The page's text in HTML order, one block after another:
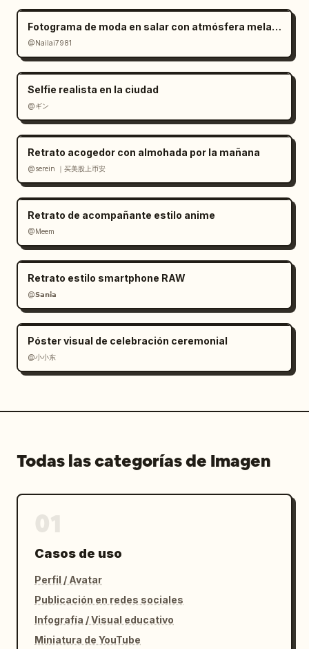
Fotograma de moda en salar con atmósfera melancólica
@Nailai7981
Selfie realista en la ciudad
@ギン
Retrato acogedor con almohada por la mañana
@serein ｜买美股上币安
Retrato de acompañante estilo anime
@Meem
Retrato estilo smartphone RAW
@𝗦𝗮𝗻𝗶𝗮
Póster visual de celebración ceremonial
@小小东
Todas las categorías de Imagen
Casos de uso
Perfil / Avatar
Publicación en redes sociales
Infografía / Visual educativo
Miniatura de YouTube